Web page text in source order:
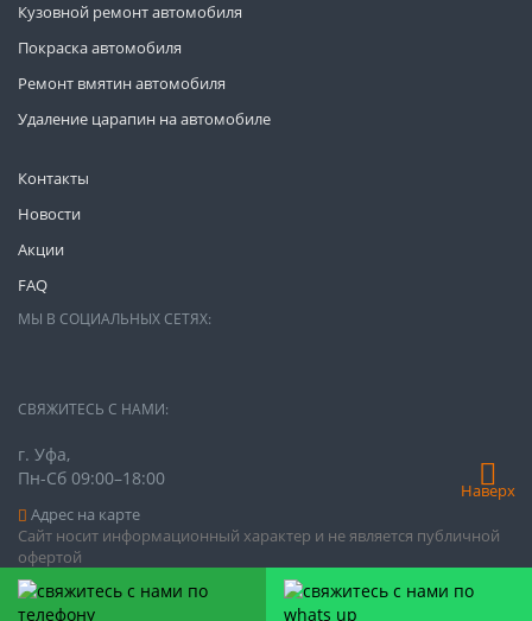
Наверх
Контакты
Новости
Акции
FAQ
Кузовной ремонт автомобиля
Покраска автомобиля
Ремонт вмятин автомобиля
Удаление царапин на автомобиле
МЫ В СОЦИАЛЬНЫХ СЕТЯХ:
СВЯЖИТЕСЬ С НАМИ:
г. Уфа,
Пн-Сб 09:00–18:00
Адрес на карте
Сайт носит информационный характер и не является публичной
офертой